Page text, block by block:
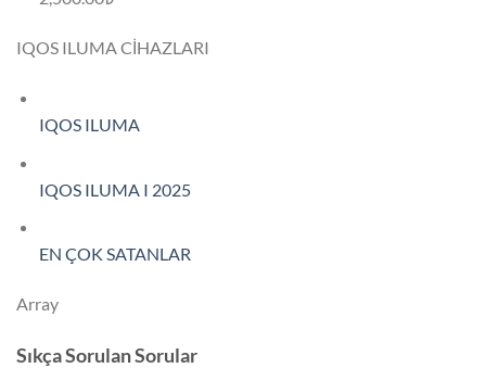
IQOS ILUMA CİHAZLARI
IQOS ILUMA
IQOS ILUMA I 2025
EN ÇOK SATANLAR
Array
Sıkça Sorulan Sorular